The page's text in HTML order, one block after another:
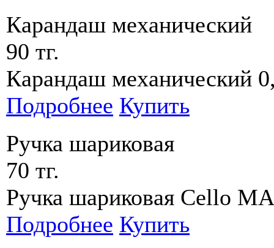
Карандаш механический
90 тг.
Карандаш механический
Подробнее Купить
Ручка шариковая
70 тг.
Ручка шариковая Cello
Подробнее Купить